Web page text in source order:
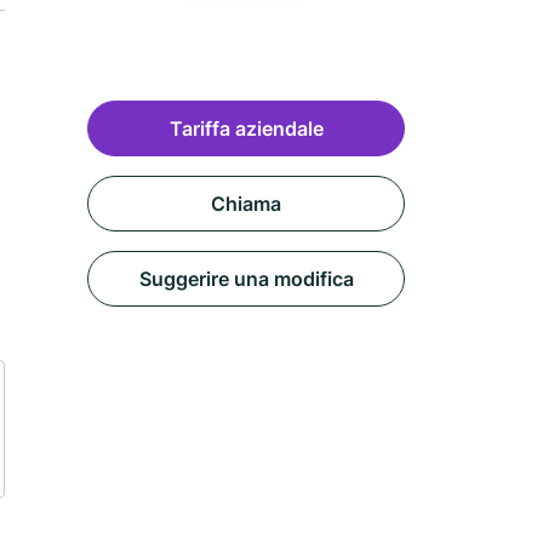
Tariffa aziendale
Chiama
Suggerire una modifica